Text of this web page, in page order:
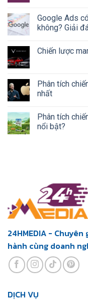
Google Ads
không? Giải
Chiến lược
Phân tích
nhất
Phân tích
nổi bật?
24HMEDIA -
hành cùng doanh
DỊCH VỤ